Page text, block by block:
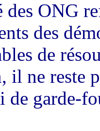
des ONG
des
de
il ne reste
de garde-